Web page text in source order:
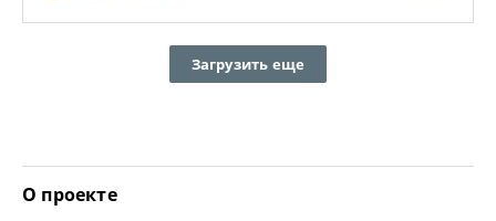
Загрузить еще
О проекте